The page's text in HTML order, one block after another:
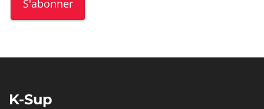
K-Sup